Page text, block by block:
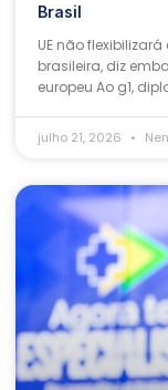
Brasil
UE não
brasileira, diz
europeu Ao g1,
julho 21, 2026